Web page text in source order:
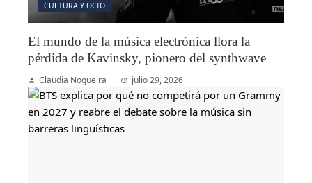
CULTURA Y OCIO
El mundo de la música electrónica llora la
pérdida de Kavinsky, pionero del synthwave
Claudia Nogueira julio 29, 2026